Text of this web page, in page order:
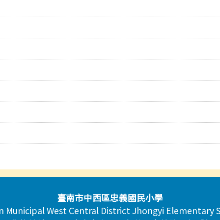
臺南市中西區忠義國民小學
Municipal West Central District Jhongyi Elementary